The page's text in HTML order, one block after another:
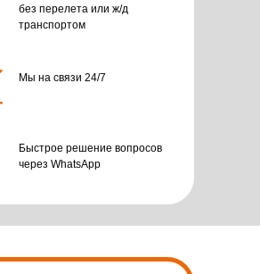
Быстрое решение вопросов
через WhatsApp
без перелета или ж/д
транспортом
Мы на связи 24/7